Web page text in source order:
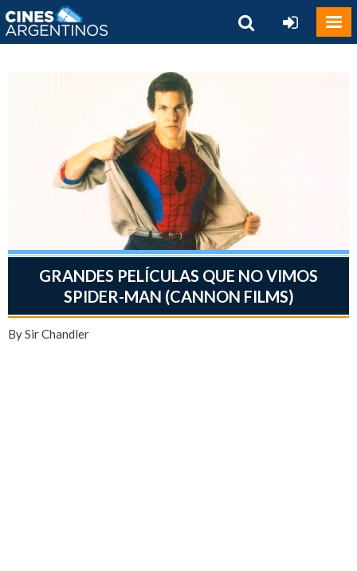
GRANDES PELÍCULAS QUE NO VIMOS
SPIDER-MAN (CANNON FILMS)
By Sir Chandler